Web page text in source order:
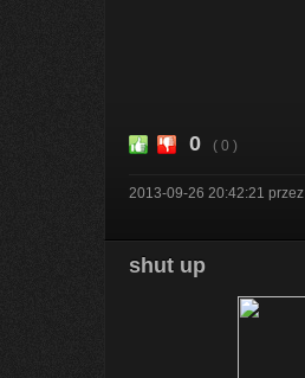
0 ( 0 )
2013-09-26 20:42:21 przez
shut up